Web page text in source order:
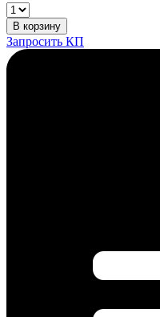
Telwin
Digital
Puller
5500
230V
В корзину
Запросить КП